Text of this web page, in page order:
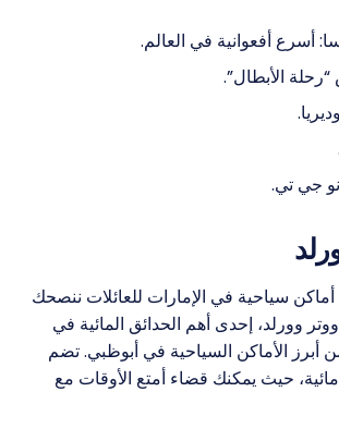
أسرع أفعوانية في العالم.
“رحلة الأبطال”.
جي تي.
سياحية في الإمارات للعائلات ننصحك
وورلد، إحدى أهم الحدائق المائية في
أبرز الأماكن السياحية في أبوظبي. تضم
40 جولة مائية، حيث يمكنك قضاء أمتع الأوقات مع